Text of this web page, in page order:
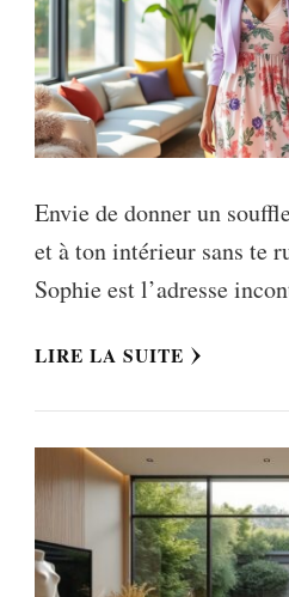
Envie de donner un
et à ton intérieur sans te
Sophie est l’adresse
LIRE LA SUITE